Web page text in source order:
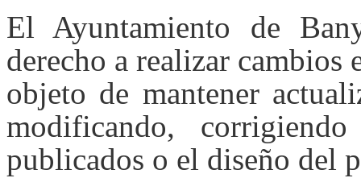
El Ayuntamiento de
derecho a realizar
objeto de mantener
modificando,
publicados o el diseño del